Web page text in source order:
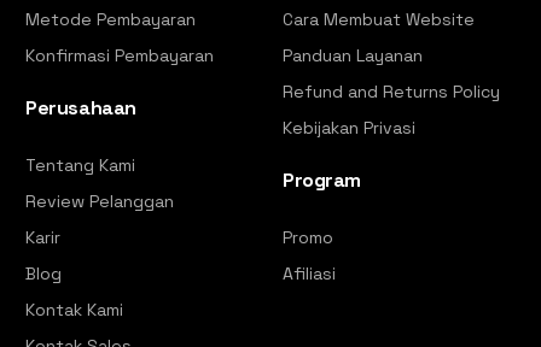
Metode Pembayaran
Konfirmasi Pembayaran
Perusahaan
Tentang Kami
Review Pelanggan
Karir
Blog
Kontak Kami
Cara Membuat Website
Panduan Layanan
Refund and Returns Policy
Kebijakan Privasi
Program
Promo
Afiliasi